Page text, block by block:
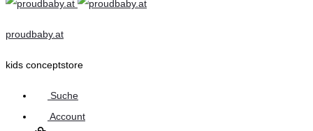
proudbaby.at
kids conceptstore
Suche
Account